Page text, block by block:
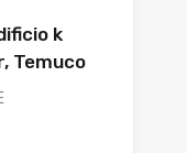
k
Temuco